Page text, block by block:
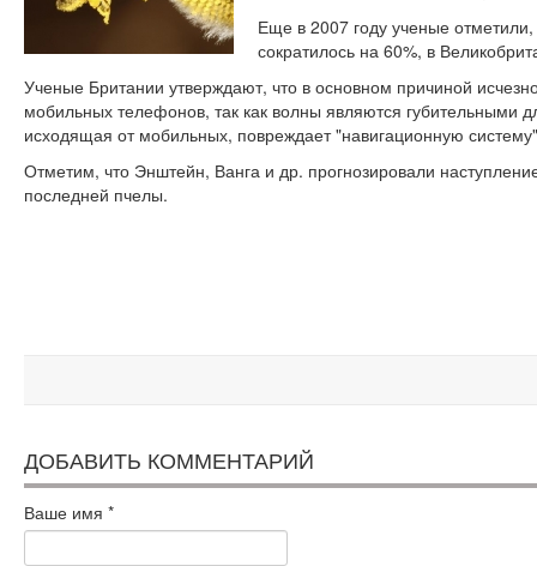
Еще в 2007 году ученые
сократилось на 60%, в
Ученые Британии утверждают, что в основном причиной
мобильных телефонов, так как волны являются губительными
исходящая от мобильных, повреждает "навигационную
Отметим, что Энштейн, Ванга и др. прогнозировали
последней пчелы.
ДОБАВИТЬ КОММЕНТАРИЙ
Ваше имя *